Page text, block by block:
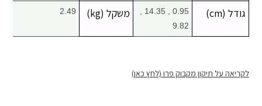
גודל (cm)
9.82
משקל (kg) 2.49
לקריאה על תיקון מקבוק פרו (לחץ כאן)